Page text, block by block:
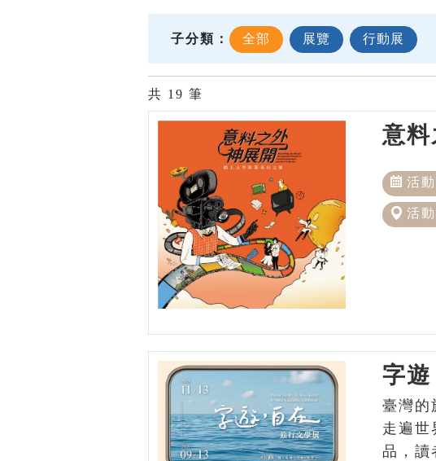
子分類： 全部 展覽 行動展
共 19 筆
意
活
活
字
臺灣的
走遍世
品，讀